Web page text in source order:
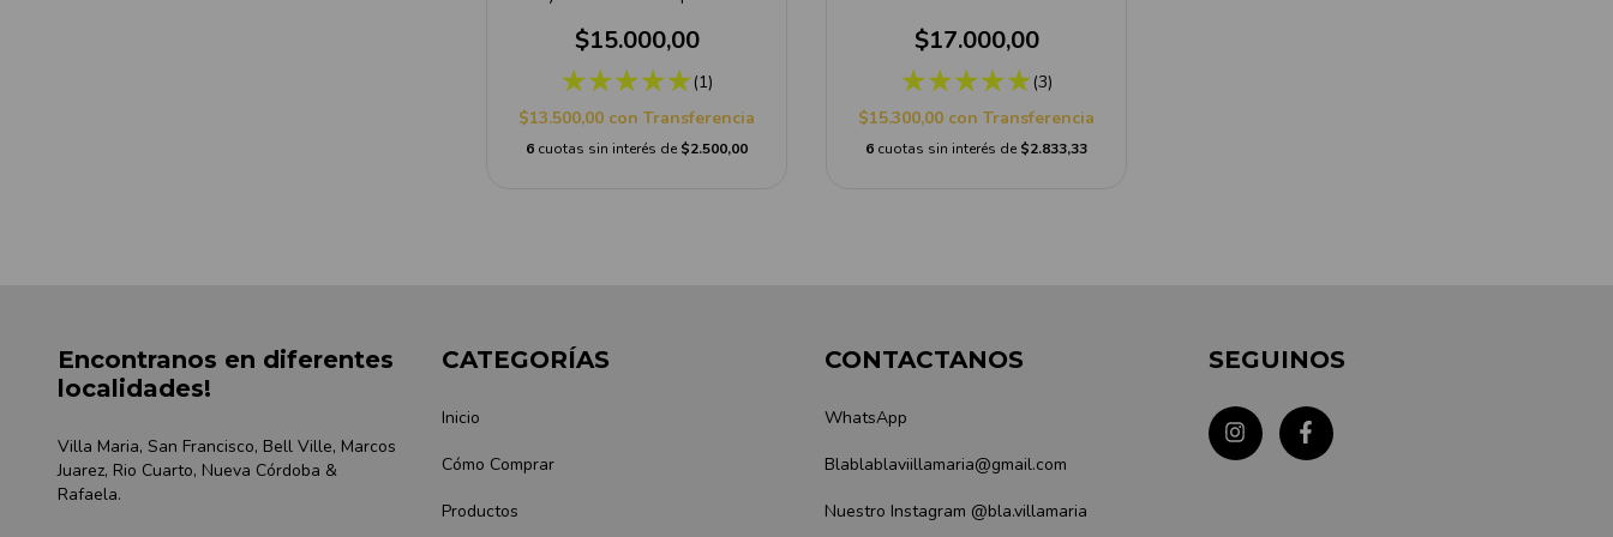
$15.000,00
(1)
$13.500,00 con Transferencia
6 cuotas sin interés de $2.500,00
$17.000,00
(3)
$15.300,00 con Transferencia
6 cuotas sin interés de $2.833,33
Encontranos en diferentes
localidades!
Villa Maria, San Francisco, Bell Ville, Marcos
Juarez, Rio Cuarto, Nueva Córdoba &
Rafaela.
CATEGORÍAS
Inicio
Cómo Comprar
Productos
CONTACTANOS
WhatsApp
Blablablaviillamaria@gmail.com
Nuestro Instagram @bla.villamaria
SEGUINOS